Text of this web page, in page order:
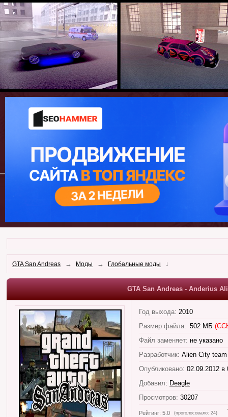
GTA San Andreas → Моды → Глобальные моды ↓
GTA San Andreas - Anderius
Год выхода: 2010
Размер файла: 502 МБ
Файл заменяет: не указано
Разработчик: Alien City team
Опубликовано: 02.09.2012 в
Добавил: Deagle
Просмотров: 30207
Рейтинг: 5.0 (проголосовало: 24)